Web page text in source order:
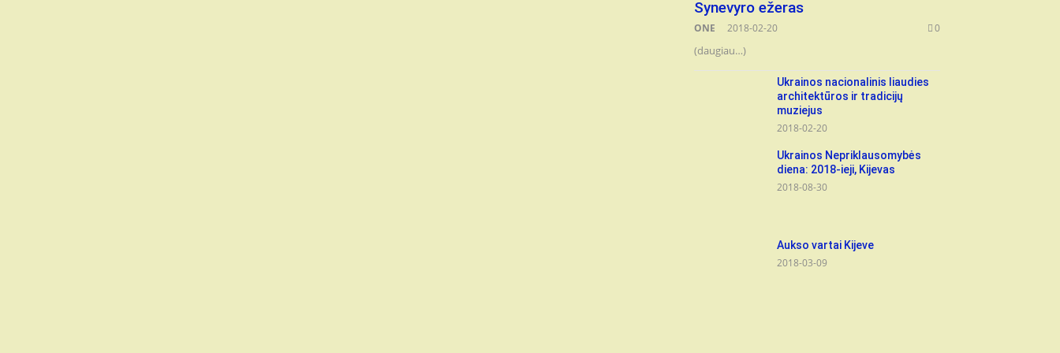
Synevyro ežeras
ONE 2018-02-20 0
(daugiau…)
Ukrainos nacionalinis liaudies
architektūros ir tradicijų
muziejus
2018-02-20
Ukrainos Nepriklausomybės
diena: 2018-ieji, Kijevas
2018-08-30
Aukso vartai Kijeve
2018-03-09